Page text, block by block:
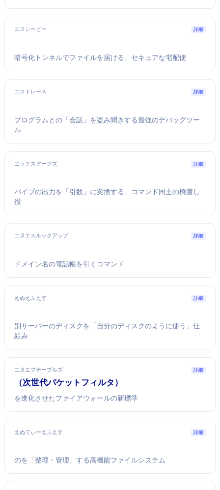
エスシーピー 詳細
暗号化トンネルでファイルを届ける、セキュアな宅配便
エストレース 詳細
プログラムとOSの「会話」を盗み聞きする最強のデバッグツー
ル
エックスアーグズ 詳細
パイプの出力を「引数」に変換する、コマンド同士の橋渡し
役
エヌエスルックアップ 詳細
ドメイン名の電話帳を引くコマンド
えぬえふえす 詳細
別サーバーのディスクを「自分のディスクのように使う」仕
組み
エヌエフテーブルズ 詳細
nftables（次世代パケットフィルタ）
iptablesを進化させたLinuxファイアウォールの新標準
えぬてぃーえふえす 詳細
WindowsのHDD/SSDを「整理・管理」する高機能ファイルシステム